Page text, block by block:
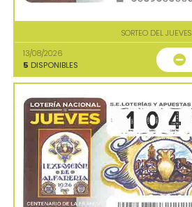
SORTEO DEL JUEVES
13/08/2026
5 DISPONIBLES